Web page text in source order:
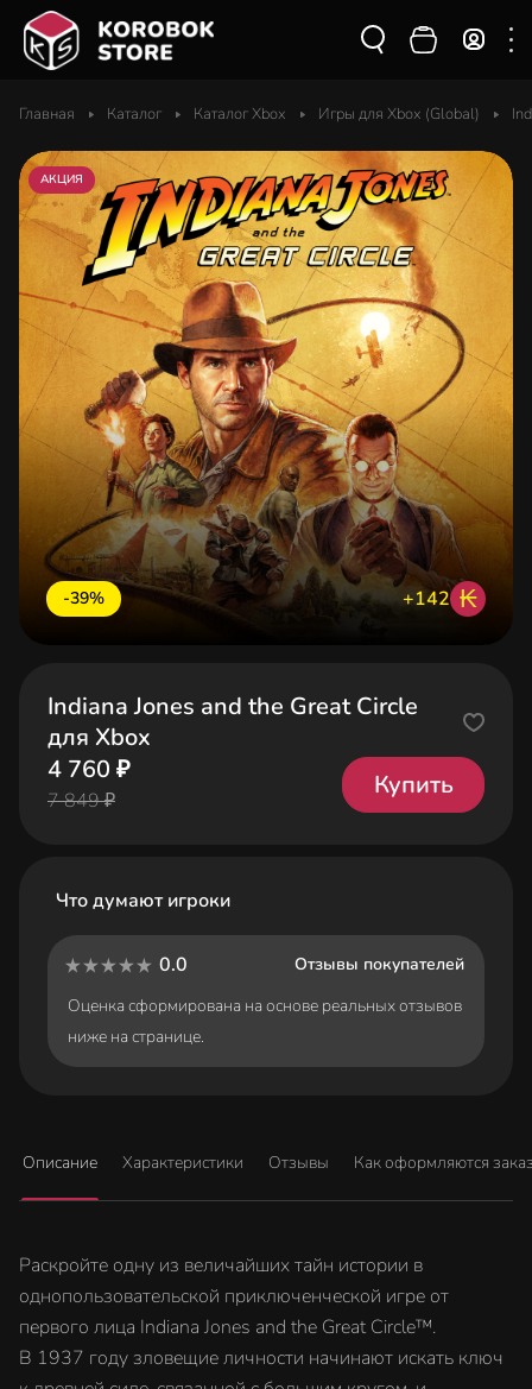
Главная Каталог Каталог Xbox Игры для Xbox (Global)
-39% +142 ₭
АКЦИЯ
Indiana Jones and the Great Circle
для Xbox
4 760 ₽
7 849 ₽
Купить
Что думают игроки
0.0
Отзывы покупателей
Оценка сформирована на основе реальных отзывов
ниже на странице.
Описание Характеристики Отзывы Как оформляются
Раскройте одну из величайших тайн истории в
однопользовательской приключенческой игре от
первого лица Indiana Jones and the Great Circle™.
В 1937 году зловещие личности начинают искать ключ